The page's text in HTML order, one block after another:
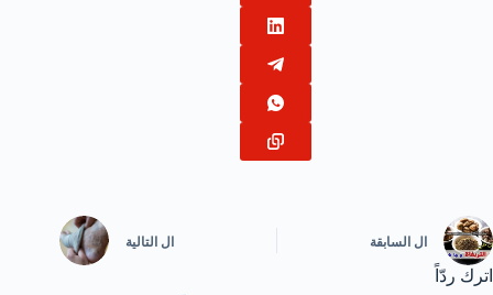
ال السابقة ال التالية
اترك ردّاً